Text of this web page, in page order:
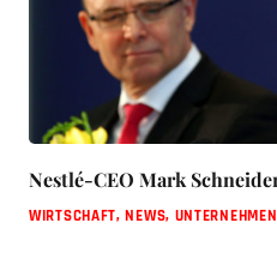
Nestlé-CEO Mark
WIRTSCHAFT,NEWS, UNTERNEHMEN